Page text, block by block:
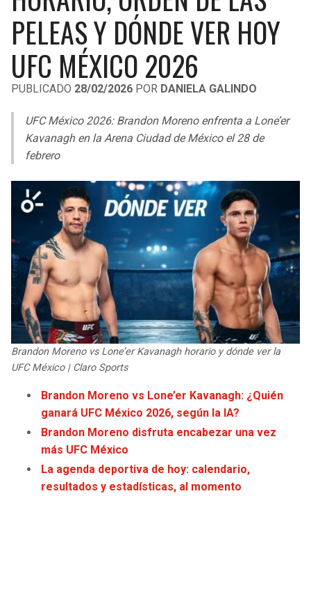
LIGA DE EXPANSIÓN MX
LEAGUES CUP
UEFA EUROPA LEAGUE
UEFA CONFERENCE LEAGUE
MLS
COPA SUDAMERICANA
LIGA BETPLAY
OTRAS LIGAS
PELEAS Y DÓNDE VER HOY
UFC MÉXICO 2026
PUBLICADO 28/02/2026 POR DANIELA GALINDO
UFC México 2026: Brandon Moreno enfrenta a Lone’er
Kavanagh en la Arena Ciudad de México el 28 de
febrero
Brandon Moreno vs Lone’er Kavanagh horario y dónde ver la
UFC México | Claro Sports
Brandon Moreno vs Lone’er Kavanagh: ¿Quién
ganará UFC México 2026, según la IA?
Brandon Moreno disfruta encabezar una vez
más UFC México
La agenda deportiva de hoy: calendario,
resultados y estadísticas, al momento